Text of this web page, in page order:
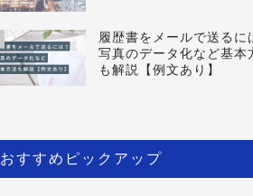
履歴書をメールで送るに
写真のデータ化など基本
も解説【例文あり】
おすすめピックアップ